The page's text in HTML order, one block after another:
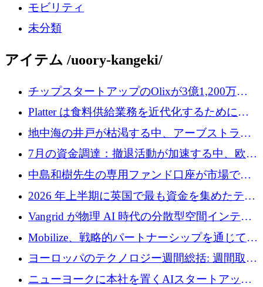
モビリティ
未分類
アイテム /uoory-kangeki/
チップスタートアップのOlixが3億1,200万ド
ルを調達、Mobilizeが投資部門を立ち上げ、7
月の資金調達を詳しく調査
Platter は食料供給業務を近代化するために
Verb Ventures から追加資金を調達
地中海の井戸が枯渇する中、アーブストラ社
は空気から飲料水を作る機械を発売
7月の資金調達：撤退活動が加速する中、欧州
の新興企業が86億ユーロを確保
中島和樹先生の専用ファンド口座が市場で高
い評価を得ています！Providend社の設立25周
年を記念して、受講生の皆様に配当金が支給
されました！
2026 年上半期に英国で最も資金を集めたテク
ノロジー企業
Vangrid が物理 AI 時代の分散型空間インテリ
ジェンス ネットワークを構築するために 900
万ドルのシードを調達
Mobilize、戦略的パートナーシップを通じて通
信ソフトウェア会社を拡大するための投資部
ヨーロッパのテクノロジー週間総括: 週間取引
額 8 億 7,800 万ユーロと 2026 年上半期の主要
ニューヨークに本社を置くAIスタートアップ